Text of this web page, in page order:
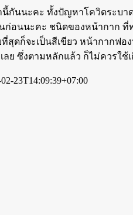
กันนะคะ ทั้งปัญหาโควิดระบ
ก่อนนะคะ ชนิดของหน้ากาก
สุดก็จะเป็นสีเขียว หน้ากาก
ย ซึ่งตามหลักแล้ว ก็ไม่ควรใช้
23T14:09:39+07:00